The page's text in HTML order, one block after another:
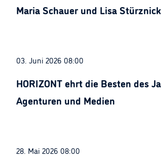
Maria Schauer und Lisa
03. Juni 2026 08:00
HORIZONT ehrt die Besten des
Agenturen und Medien
28. Mai 2026 08:00